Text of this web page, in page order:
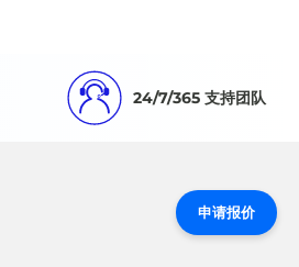
24/7/365 支持团队
申请报价